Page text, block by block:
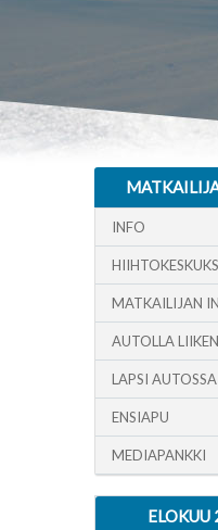
INFO
MATKAILIJAN
AUTOLLA
LAPSI AUTOSSA
ENSIAPU
MEDIAPANKKI
ELOKUU